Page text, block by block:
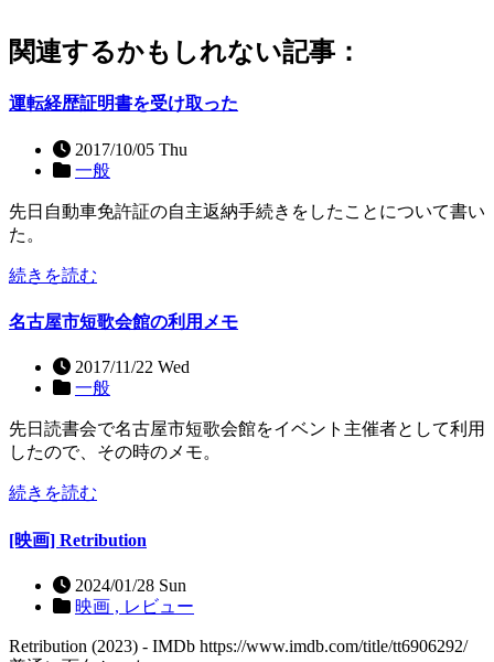
関連するかもしれない記事：
運転経歴証明書を受け取った
2017/10/05 Thu
一般
先日自動車免許証の自主返納手続きをしたことについて書い
た。
続きを読む
名古屋市短歌会館の利用メモ
2017/11/22 Wed
一般
先日読書会で名古屋市短歌会館をイベント主催者として利用
したので、その時のメモ。
続きを読む
[映画] Retribution
2024/01/28 Sun
映画 , レビュー
Retribution (2023) - IMDb https://www.imdb.com/title/tt6906292/